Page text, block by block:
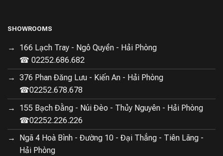
SHOWROOMS
166 Lạch Tray - Ngô Quyền - Hải Phòng
☎ 02252.686.682
376 Phan Đăng Lưu - Kiến An - Hải Phòng
☎02252.678.678
155 Bạch Đằng - Núi Đèo - Thủy Nguyên - Hải Phòng
☎02252.226.226
Ngã 4 Hoà Bình - Đường 10 - Đại Thắng - Tiên Lãng -
Hải Phòng